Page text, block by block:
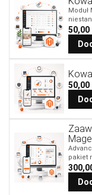
Moduł
oraz
50,00
50,00
pakiet
2.